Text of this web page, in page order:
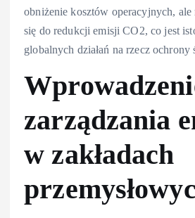
obniżenie kosztów operacyjnych,
się do redukcji emisji CO2, co jest
globalnych działań na rzecz ochrony
zarządzania
w zakładach